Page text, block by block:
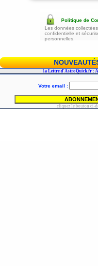
Politique de
Les données
confidentielle et
personnelles.